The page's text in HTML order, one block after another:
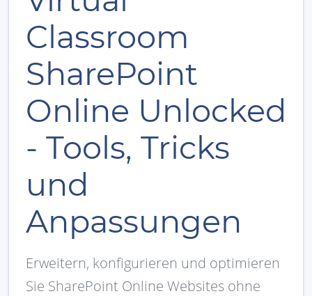
Classroom
SharePoint
Online Unlocked
- Tools, Tricks
und
Anpassungen
Erweitern, konfigurieren und optimieren
Sie SharePoint Online Websites ohne